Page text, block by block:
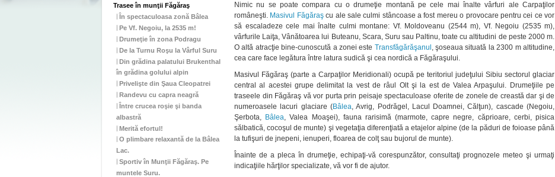
Trasee în munţii Făgăraş
În spectaculoasa zonă Bâlea
Pe Vf. Negoiu, la 2535 m!
Drumeţie în zona Podragu
De la Turnu Roşu la Vârful Suru
Din grădina palatului Brukenthal
în grădina golului alpin
Privelişte din Şaua Cleopatrei
Randevu cu capra neagră
Între crucea roşie şi banda
albastră
Merită efortul!
O plimbare relaxantă de la Bâlea
Lac.
Sportiv în Munţii Făgăraş. Pe
muntele Suru.
Nimic nu se poate compara cu o drumeţie montană pe cele mai înalte vârfuri ale Carpaţilor
româneşti. Masivul Făgăraşcu ale sale culmi stâncoase a fost mereu o provocare pentru cei ce vor
să escaladeze cele mai înalte culmi montane: Vf. Moldoveanu (2544 m), Vf. Negoiu (2535 m),
vârfurile Laiţa, Vânătoarea lui Buteanu, Scara, Suru sau Paltinu, toate cu altitudini de peste 2000 m.
O altă atracţie bine-cunoscută a zonei este Transfăgărăşanul , şoseaua situată la 2300 m altitudine,
cea care face legătura între latura sudică şi cea nordică a Făgăraşului.
Masivul Făgăraş (parte a Carpaţilor Meridionali) ocupă pe teritoriul judeţului Sibiu sectorul glaciar
central al acestei grupe delimitat la vest de râul Olt şi la est de Valea Arpaşului. Drumeţiile pe
traseele din Făgăraş vă vor purta prin peisaje spectaculoase oferite de zonele de creastă dar şi de
numeroasele lacuri glaciare (Bâlea, Avrig, Podrăgel, Lacul Doamnei, Călţun), cascade (Negoiu,
Şerbota, Bâlea, Valea Moaşei), fauna rarisimă (marmote, capre negre, căprioare, cerbi, pisica
sălbatică, cocoşul de munte) şi vegetaţia diferenţiată a etajelor alpine (de la păduri de foioase până
la tufişuri de jnepeni, ienuperi, floarea de colţ sau bujorul de munte).
Înainte de a pleca în drumeţie, echipaţi-vă corespunzător, consultaţi prognozele meteo şi urmaţi
indicaţiile hărţilor specializate, vă vor fi de ajutor.